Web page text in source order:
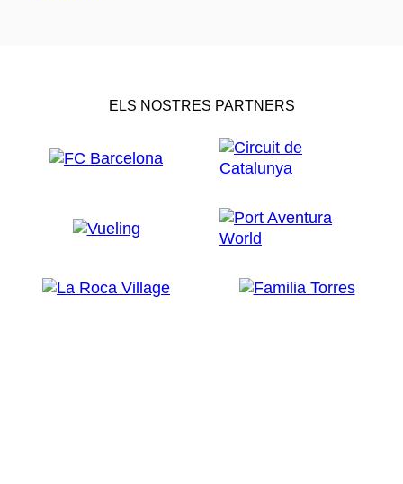
ELS NOSTRES PARTNERS